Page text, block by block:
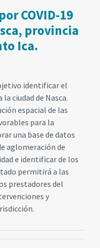
COVID-19
provincia
Ica.
identificar el
ciudad de Nasca.
espacial de las
para la
una base de datos
aglomeración de
e identificar de los
permitirá a las
prestadores del
y